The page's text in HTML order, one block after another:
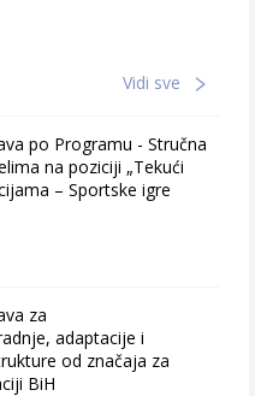
Vidi sve
po Programu - Stručna
na poziciji „Tekući
– Sportske igre
za
adaptacije i
od značaja za
BiH